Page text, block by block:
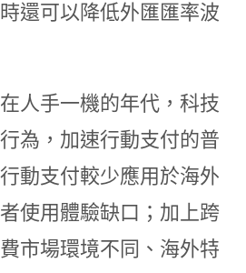
還可以降低外匯匯率波
人手一機的年代，科技
為，加速行動支付的普
動支付較少應用於海外
使用體驗缺口；加上跨
市場環境不同、海外特